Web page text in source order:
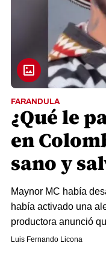
FARANDULA
¿Qué le
en
sano y
Maynor MC había
había activado una
productora anunció
Luis Fernando Licona